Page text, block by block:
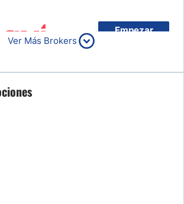
Empezar
Ver Más Brokers